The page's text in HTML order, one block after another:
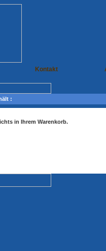
Kontakt
:
in Ihrem Warenkorb.